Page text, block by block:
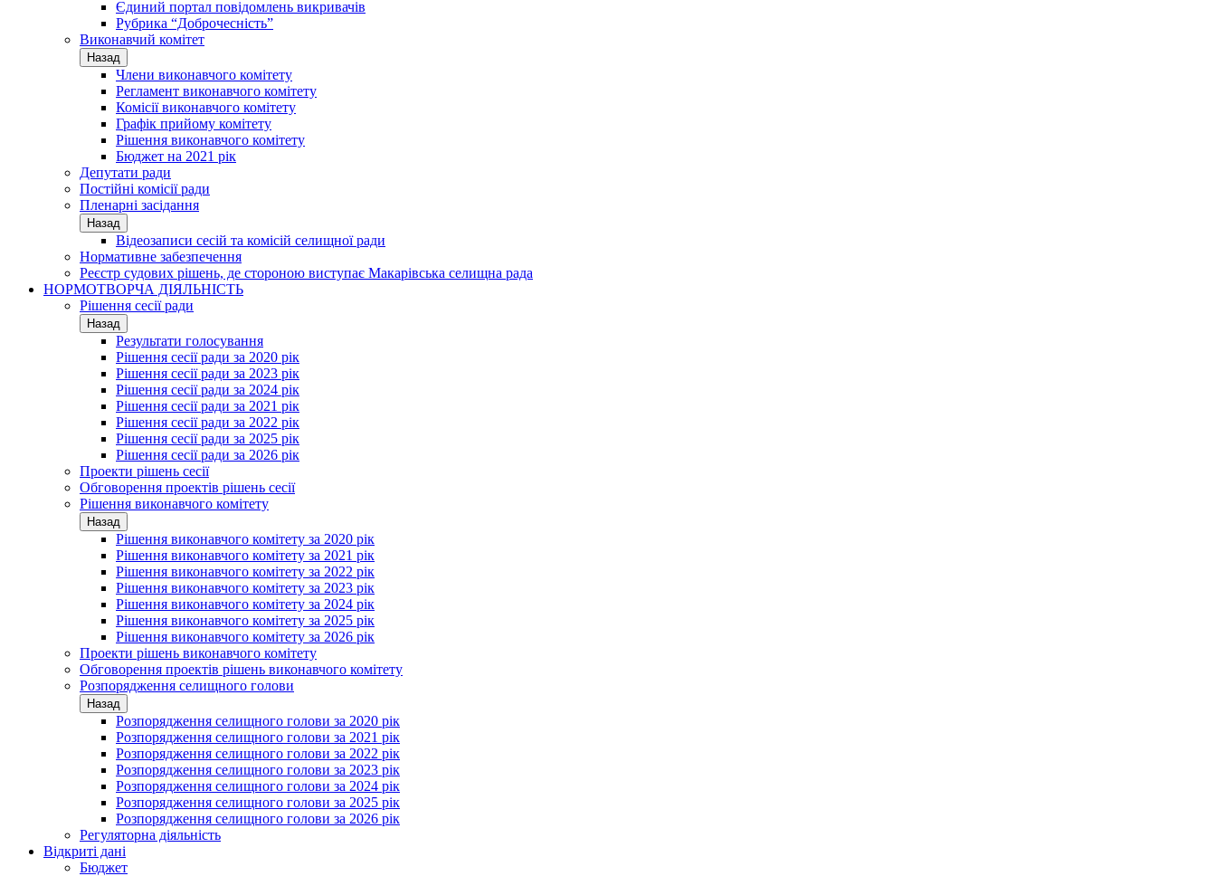
Єдиний портал повідомлень викривачів
Рубрика “Доброчесність”
Виконавчий комітет
Назад
Члени виконавчого комітету
Регламент виконавчого комітету
Комісії виконавчого комітету
Графік прийому комітету
Рішення виконавчого комітету
Бюджет на 2021 рік
Депутати ради
Постійні комісії ради
Пленарні засідання
Назад
Відеозаписи сесій та комісій селищної ради
Нормативне забезпечення
Реєстр судових рішень, де стороною виступає Макарівська селищна рада
НОРМОТВОРЧА ДІЯЛЬНІСТЬ
Рішення сесії ради
Назад
Результати голосування
Рішення сесії ради за 2020 рік
Рішення сесії ради за 2023 рік
Рішення сесії ради за 2024 рік
Рішення сесії ради за 2021 рік
Рішення сесії ради за 2022 рік
Рішення сесії ради за 2025 рік
Рішення сесії ради за 2026 рік
Проекти рішень сесії
Обговорення проектів рішень сесії
Рішення виконавчого комітету
Назад
Рішення виконавчого комітету за 2020 рік
Рішення виконавчого комітету за 2021 рік
Рішення виконавчого комітету за 2022 рік
Рішення виконавчого комітету за 2023 рік
Рішення виконавчого комітету за 2024 рік
Рішення виконавчого комітету за 2025 рік
Рішення виконавчого комітету за 2026 рік
Проекти рішень виконавчого комітету
Обговорення проектів рішень виконавчого комітету
Розпорядження селищного голови
Назад
Розпорядження селищного голови за 2020 рік
Розпорядження селищного голови за 2021 рік
Розпорядження селищного голови за 2022 рік
Розпорядження селищного голови за 2023 рік
Розпорядження селищного голови за 2024 рік
Розпорядження селищного голови за 2025 рік
Розпорядження селищного голови за 2026 рік
Регуляторна діяльність
Відкриті дані
Бюджет